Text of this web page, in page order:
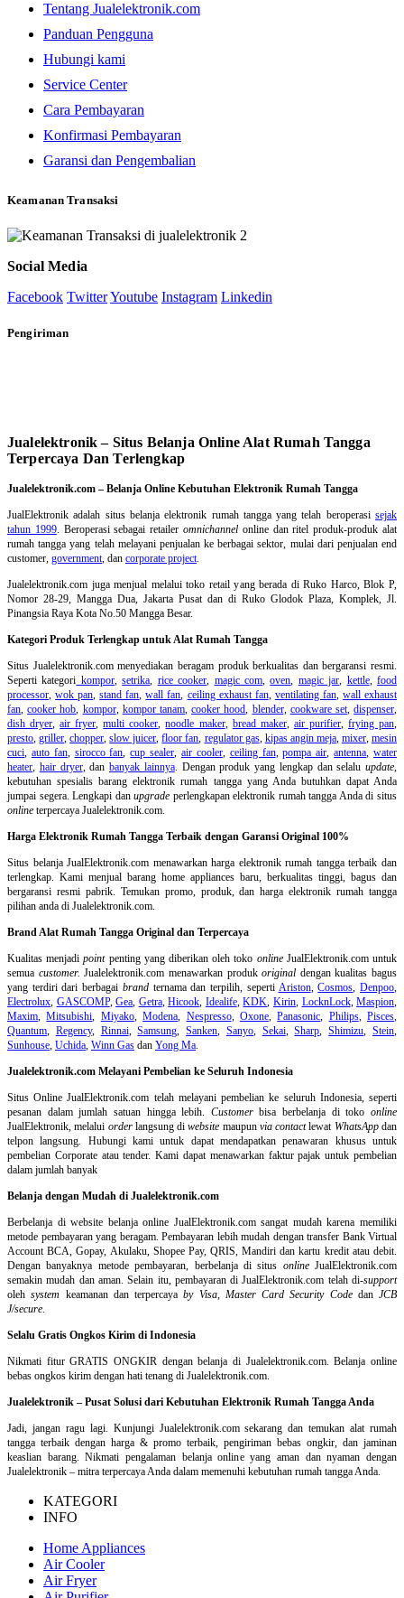
Tentang Jualelektronik.com
Panduan Pengguna
Hubungi kami
Service Center
Cara Pembayaran
Konfirmasi Pembayaran
Garansi dan Pengembalian
Keamanan Transaksi
Social Media
Facebook TwitterYoutube Instagram Linkedin
Pengiriman
Jualelektronik – Situs Belanja Online Alat Rumah Tangga
Terpercaya Dan Terlengkap
Jualelektronik.com – Belanja Online Kebutuhan Elektronik Rumah Tangga
JualElektronik adalah situs belanja elektronik rumah tanggayang telah beroperasisejak
tahun 1999. Beroperasi sebagai retaileromnichannel online dan ritel produk-produk alat
rumah tangga yang telah melayani penjualan ke berbagai sektor, mulai dari penjualan end
customer, government , dan corporate project
Jualelektronik.com juga menjual melalui toko retail yang berada di Ruko Harco, Blok P,
Nomor 28-29, Mangga Dua, Jakarta Pusat dan di Ruko Glodok Plaza, Komplek, Jl.
Pinangsia Raya Kota No.50 Mangga Besar.
Kategori Produk Terlengkap untuk Alat Rumah Tangga
Situs Jualelektronik.com menyediakan beragam produk berkualitas dan bergaransi resmi.
Seperti kategori kompor,setrika rice cooker magic com,oven magic jar kettle,food
processor ,wok pan ,stand fan ,wall fan ceiling exhaust fan, ventilating fan, wall exhaust
fan ,cooker hob kompor, kompor tanam,cooker hood blender, cookware set,dispenser
dish dryer ,air fryer ,multi cooker ,noodle maker, bread maker, air purifier, frying pan
presto ,griller ,chopper ,slow juicer ,floor fan regulator gas, kipas angin meja, mixer,mesin
cuci auto fan, sirocco fan ,cup sealer ,air cooler, ceiling fan,pompa air ,antenna ,water
heater hair dryer, dan banyak lainnya. Dengan produk yang lengkap dan selalu update
kebutuhan spesialis barang elektronik rumah tangga yang Anda butuhkan dapat Anda
jumpai segera. Lengkapi danupgrade perlengkapan elektronik rumah tangga Anda di situs
online terpercaya Jualelektronik.com.
Harga Elektronik Rumah Tangga Terbaik dengan Garansi Original 100%
Situs belanjaJualElektronik.com menawarkan harga elektronik rumah tangga terbaik dan
terlengkap. Kami menjual barang home appliances baru, berkualitas tinggi, bagus dan
bergaransi resmi pabrik. Temukan promo, produk, dan harga elektronik rumah tangga
pilihan anda di Jualelektronik.com.
Brand Alat Rumah Tangga Original dan Terpercaya
Kualitas menjadipointpenting yang diberikan oleh toko onlineJualElektronik.com untuk
semua customer. Jualelektronik.com menawarkan produkoriginal dengan kualitas bagus
yang terdiri dari berbagai brandternama dan terpilih, seperti Ariston,Cosmos ,Denpoo
Electrolux GASCOMP,Gea Getra,Hicook Idealife,KDK Kirin, LocknLock,Maspion
Maxim ,Mitsubishi Miyako,Modena Nespresso, Oxone,Panasonic Philips, Pisces
Quantum
Regency, Rinnai,Samsung ,Sanken Sanyo, Sekai,Sharp ,Shimizu ,Stein
Sunhouse Uchida Winn Gas dan Yong Ma
Jualelektronik.com Melayani Pembelian ke Seluruh Indonesia
Situs Online JualElektronik.com telah melayani pembelian ke seluruh Indonesia, seperti
pesanan dalam jumlah satuan hingga lebih. Customerbisa berbelanja di tokoonline
JualElektronik, melalui orderlangsung diwebsite maupun via contactlewat WhatsAppdan
telpon langsung
Hubungi kami untuk dapat mendapatkan penawaran khusus untuk
pembelian Corporate atau tender. Kami dapat menawarkan faktur pajak untuk pembelian
dalam jumlah banyak
Belanja dengan Mudah di Jualelektronik.com
Berbelanja diwebsite belanja online JualElektronik.com sangat mudah karena memiliki
metode pembayaran yang beragam. Pembayaran lebih mudah dengan transfer Bank Virtual
Account BCA, Gopay, Akulaku, Shopee Pay, QRIS, Mandiri dan kartu kredit atau debit.
Dengan banyaknya metode pembayaran, berbelanja di situs onlineJualElektronik.com
semakin mudah dan aman. Selain itu, pembayaran di JualElektronik.com telah di-support
olehsystem keamanan dan terpercayaby Visa, Master Card Security Codedan JCB
J/secure
Selalu Gratis Ongkos Kirim di Indonesia
Nikmati fitur GRATIS ONGKIR dengan belanja di Jualelektronik.com. Belanja online
bebas ongkos kirim dengan hati tenang di Jualelektronik.com.
Jualelektronik – Pusat Solusi dari Kebutuhan Elektronik Rumah Tangga Anda
Jadi, jangan ragu lagi. Kunjungi Jualelektronik.com sekarang dan temukan alat rumah
tangga terbaik dengan harga & promo terbaik, pengiriman bebas ongkir, dan jaminan
keaslian barang. Nikmati pengalaman belanja online yang aman dan nyaman dengan
Jualelektronik – mitra terpercaya Anda dalam memenuhi kebutuhan rumah tangga Anda.
KATEGORI
INFO
Home Appliances
Air Cooler
Air Fryer